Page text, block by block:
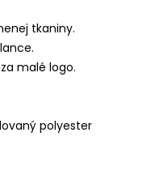
tkaniny.
malé logo.
polyester